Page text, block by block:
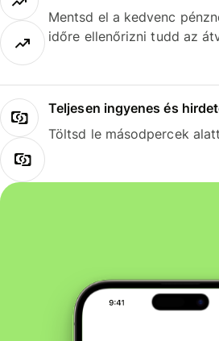
Mentsd el a kedvenc
időre ellenőrizni tudd az
Teljesen ingyenes és
Töltsd le másodpercek